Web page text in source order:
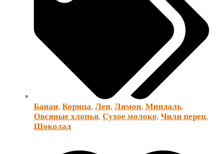
Банан, Корица, Лен, Лимон, Миндаль,
Овсяные хлопья, Сухое молоко, Чили перец,
Шоколад